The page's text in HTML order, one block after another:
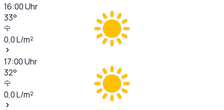
16:00Uhr
33°
0,0L/m²
17:00Uhr
32°
0,0L/m²